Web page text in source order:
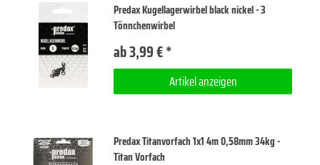
Predax Kugellagerwirbel black nickel - 3
Tönnchenwirbel
ab 3,99 € *
Artikel anzeigen
Predax Titanvorfach 1x1 4m 0,58mm 34kg -
Titan Vorfach